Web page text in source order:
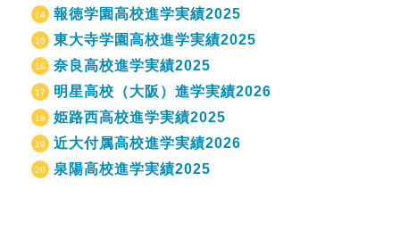
報徳学園高校進学実績2025
東大寺学園高校進学実績2025
奈良高校進学実績2025
明星高校（大阪）進学実績2026
姫路西高校進学実績2025
近大付属高校進学実績2026
泉陽高校進学実績2025